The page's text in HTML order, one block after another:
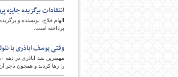
انتقادات برگزیده جایزه
الهام فلاح، نویسنده و
پرداخته است.
وقتی یوسف اباذری با
را رها کردند و همچون تاچر آن